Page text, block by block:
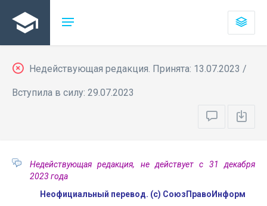
Недействующая редакция. Принята: 13.07.2023 /
Вступила в силу: 29.07.2023
Недействующая редакция, не действует с 31 декабря
2023 года
Неофициальный перевод. (с) СоюзПравоИнформ